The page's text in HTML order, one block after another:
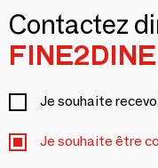
Contactez
Je souhaite
Je souhaite être